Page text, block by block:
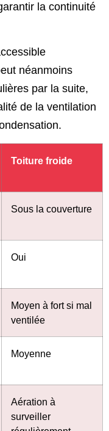
la continuité
néanmoins
par la suite,
de la ventilation
Toiture froide
Sous la couverture
Oui
Moyen à fort si mal
ventilée
Moyenne
Aération à
surveiller